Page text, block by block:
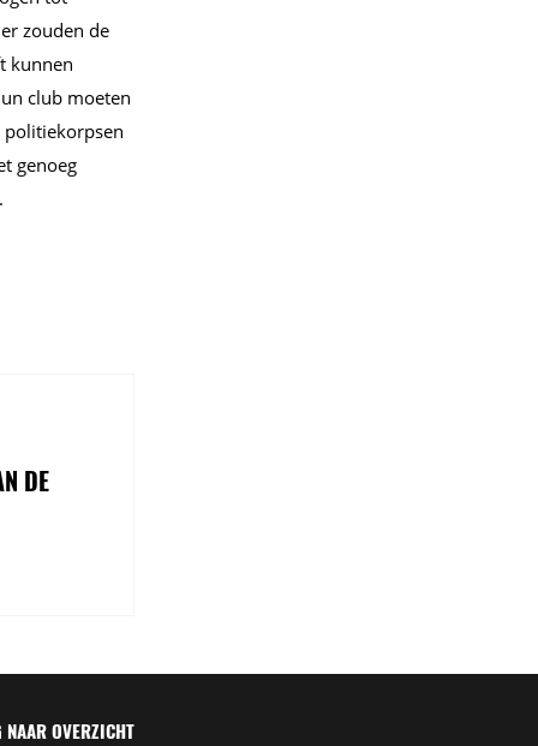
zouden de
kunnen
club moeten
politiekorpsen
genoeg
DE
NAAR OVERZICHT